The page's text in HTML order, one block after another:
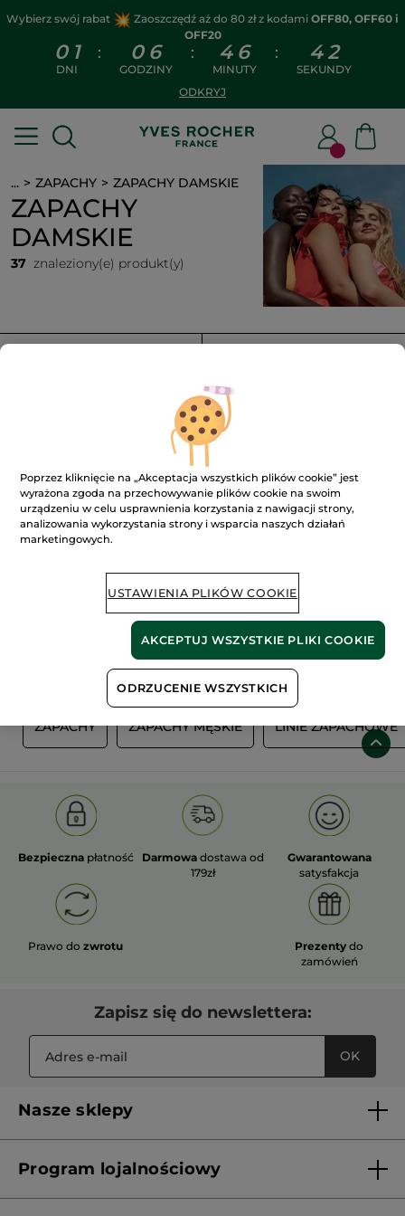
Wybierz swój rabat Zaoszczędź aż do 80 zł z kodami OFF80, OFF60 i
OFF20
0 1
DNI
: 0 6
GODZINY
: 4 6
MINUTY
: 4 2
SEKUNDY
ODKRYJ
... ZAPACHY ZAPACHY DAMSKIE
ZAPACHY
DAMSKIE
37 znaleziony(e) produkt(y)
roślinne
60 hektarów
pól organicznych
Pokaż więcej
ZAPACHY ZAPACHY MĘSKIE LINIE ZAPACHOWE
Bezpieczna płatność Darmowa dostawa od
179zł
Gwarantowana
satysfakcja
Prawo dozwrotu Prezenty do
zamówień
Zapisz się do newslettera:
OK
Nasze sklepy
Franczyza
Program lojalnościowy
Poprzez kliknięcie na „Akceptacja wszystkich plików cookie” jest
wyrażona zgoda na przechowywanie plików cookie na swoim
urządzeniu w celu usprawnienia korzystania z nawigacji strony,
analizowania wykorzystania strony i wsparcia naszych działań
marketingowych.
USTAWIENIA PLIKÓW COOKIE
ODRZUCENIE WSZYSTKICH
AKCEPTUJ WSZYSTKIE PLIKI COOKIE